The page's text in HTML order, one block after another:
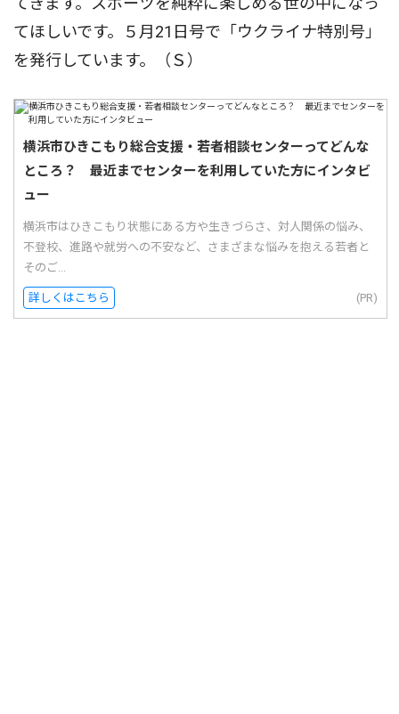
てほしいです。５月21日号で「ウクライナ特別号」
を発行しています。（Ｓ）
横浜市ひきこもり総合支援・若者相談センターってどんな
ところ？ 最近までセンターを利用していた方にインタビ
ュー
横浜市はひきこもり状態にある方や生きづらさ、対人関係の悩み、
不登校、進路や就労への不安など、さまざまな悩みを抱える若者と
そのご...
詳しくはこちら (PR)